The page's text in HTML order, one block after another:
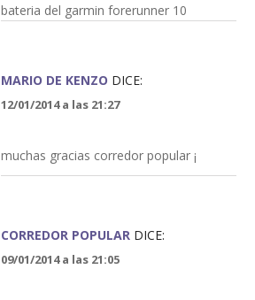
bateria del garmin forerunner 10
MARIO DE KENZO DICE:
12/01/2014 a las 21:27
muchas gracias corredor popular ¡
CORREDOR POPULAR DICE:
09/01/2014 a las 21:05